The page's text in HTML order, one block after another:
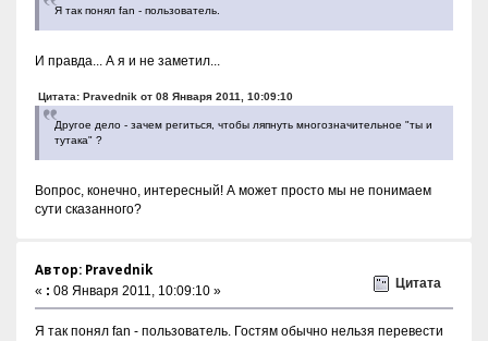
Я так понял fan - пользователь.
И правда... А я и не заметил...
Цитата: Pravednik от 08 Января 2011, 10:09:10
Другое дело - зачем региться, чтобы ляпнуть многозначительное "ты и
тутака" ?
Вопрос, конечно, интересный! А может просто мы не понимаем
сути сказанного?
Автор: Pravednik
« : 08 Января 2011, 10:09:10 »
Цитата
Я так понял fan - пользователь. Гостям обычно нельзя перевести